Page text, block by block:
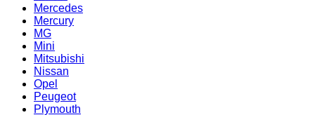
Mercedes
Mercury
MG
Mini
Mitsubishi
Nissan
Opel
Peugeot
Plymouth